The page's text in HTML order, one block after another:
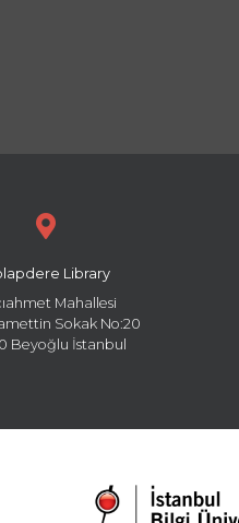
Library
Mahallesi
Sokak No:20
Beyoğlu İstanbul